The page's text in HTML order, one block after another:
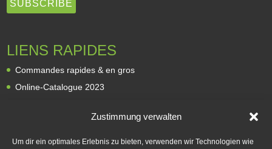
Zustimmung verwalten
Um dir ein optimales Erlebnis zu bieten, verwenden wir Technologien wie
LIENS RAPIDES
Commandes rapides & en gros
Online-Catalogue 2023
Expédition et livraison